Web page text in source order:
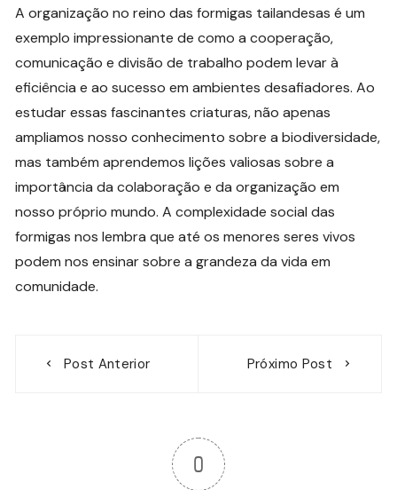
A organização no reino das formigas tailandesas é um
exemplo impressionante de como a cooperação,
comunicação e divisão de trabalho podem levar à
eficiência e ao sucesso em ambientes desafiadores. Ao
estudar essas fascinantes criaturas, não apenas
ampliamos nosso conhecimento sobre a biodiversidade,
mas também aprendemos lições valiosas sobre a
importância da colaboração e da organização em
nosso próprio mundo. A complexidade social das
formigas nos lembra que até os menores seres vivos
podem nos ensinar sobre a grandeza da vida em
comunidade.
Post Anterior Próximo Post
0